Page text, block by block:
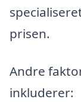
prisen.
Andre
inkluderer: